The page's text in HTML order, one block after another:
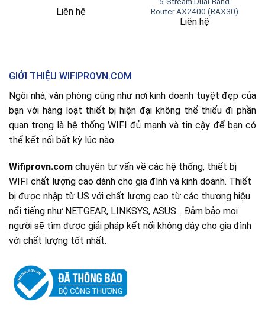
Liên hệ
Router AX2400 (RAX30)
Liên hệ
GIỚI THIỆU WIFIPROVN.COM
Ngôi nhà, văn phòng cũng như nơi kinh doanh tuyệt đẹp của
bạn với hàng loạt thiết bị hiện đại không thể thiếu đi phần
quan trọng là hệ thống WIFI đủ mạnh và tin cậy để bạn có
thể kết nối bất kỳ lúc nào.
Wifiprovn.com chuyên tư vấn về các hệ thống, thiết bị
WIFI chất lượng cao dành cho gia đình và kinh doanh. Thiết
bị được nhập từ US với chất lượng cao từ các thương hiệu
nổi tiếng như NETGEAR, LINKSYS, ASUS... Đảm bảo mọi
người sẽ tìm được giải pháp kết nối không dây cho gia đình
với chất lượng tốt nhất.